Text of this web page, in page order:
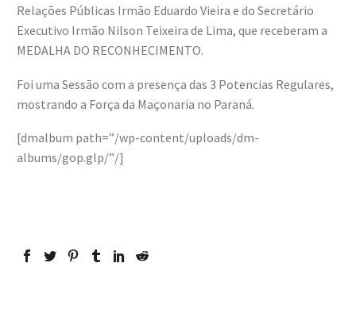
Relações Públicas Irmão Eduardo Vieira e do Secretário
Executivo Irmão Nilson Teixeira de Lima, que receberam a
MEDALHA DO RECONHECIMENTO.
Foi uma Sessão com a presença das 3 Potencias Regulares,
mostrando a Força da Maçonaria no Paraná.
[dmalbum path=”/wp-content/uploads/dm-
albums/gop.glp/”/]